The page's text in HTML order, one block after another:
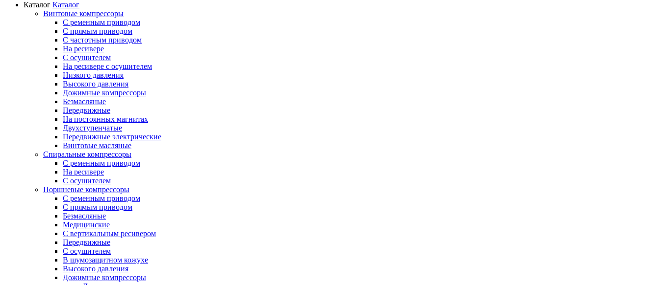
Каталог Каталог
Винтовые компрессоры
С ременным приводом
С прямым приводом
С частотным приводом
На ресивере
С осушителем
На ресивере с осушителем
Низкого давления
Высокого давления
Дожимные компрессоры
Безмасляные
Передвижные
На постоянных магнитах
Двухступенчатые
Передвижные электрические
Винтовые масляные
Спиральные компрессоры
С ременным приводом
На ресивере
С осушителем
Поршневые компрессоры
С ременным приводом
С прямым приводом
Безмасляные
Медицинские
С вертикальным ресивером
Передвижные
С осушителем
В шумозащитном кожухе
Высокого давления
Дожимные компрессоры